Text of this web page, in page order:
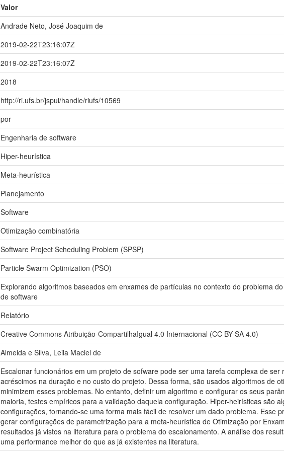
Valor
Andrade Neto, José Joaquim de
2019-02-22T23:16:07Z
2019-02-22T23:16:07Z
2018
http://ri.ufs.br/jspui/handle/riufs/10569
por
Engenharia de software
Hiper-heurística
Meta-heurística
Planejamento
Software
Otimização combinatória
Software Project Scheduling Problem (SPSP)
Particle Swarm Optimization (PSO)
Explorando algoritmos baseados em enxames de partículas no contexto do problema
de software
Relatório
Creative Commons Atribuição-CompartilhaIgual 4.0 Internacional (CC BY-SA 4.0)
Almeida e Silva, Leila Maciel de
Escalonar funcionários em um projeto de sofware pode ser uma tarefa complexa de
acréscimos na duração e no custo do projeto. Dessa forma, são usados algoritmos de
minimizem esses problemas. No entanto, definir um algoritmo e configurar os seus
maioria, testes empíricos para a validação daquela configuração. Hiper-heirísticas são
configurações, tornando-se uma forma mais fácil de resolver um dado problema. Esse
gerar configurações de parametrização para a meta-heurística de Otimização por
resultados já vistos na literatura para o problema do escalonamento. A análise dos
uma performance melhor do que as já existentes na literatura.